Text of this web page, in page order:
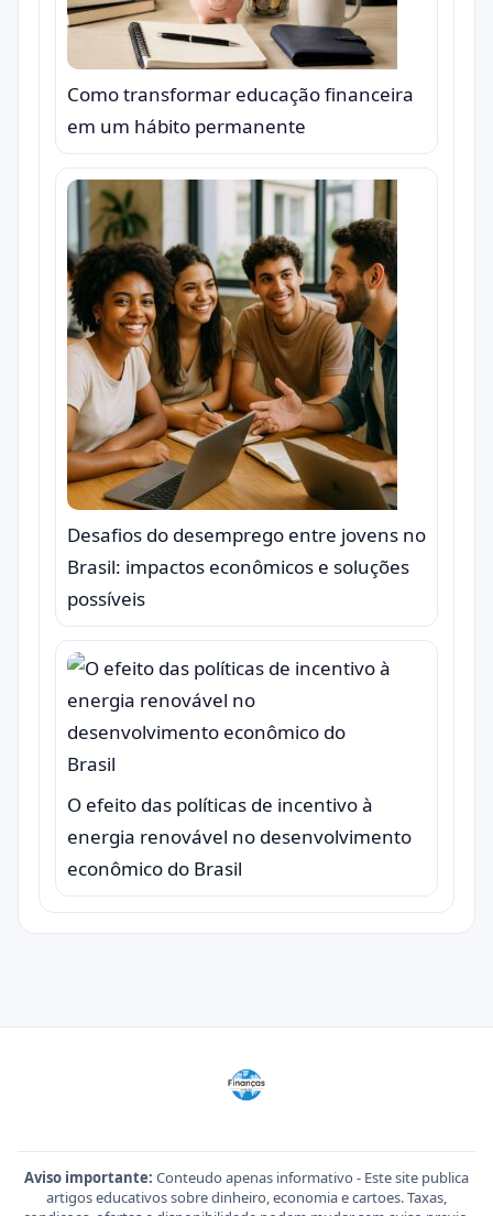
Como transformar educação financeira
em um hábito permanente
Desafios do desemprego entre jovens no
Brasil: impactos econômicos e soluções
possíveis
O efeito das políticas de incentivo à
energia renovável no desenvolvimento
econômico do Brasil
Aviso importante: Conteudo apenas informativo - Este site publica
artigos educativos sobre dinheiro, economia e cartoes. Taxas,